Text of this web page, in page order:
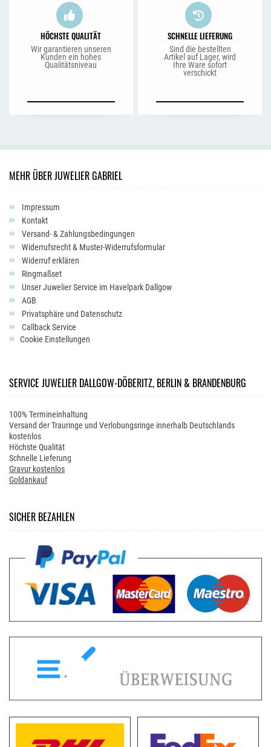
HÖCHSTE QUALITÄT
Wir garantieren unseren
Kunden ein hohes
Qualitätsniveau
SCHNELLE LIEFERUNG
Sind die bestellten
Artikel auf Lager, wird
Ihre Ware sofort
verschickt
MEHR ÜBER JUWELIER GABRIEL
Impressum
Kontakt
Versand- & Zahlungsbedingungen
Widerrufsrecht & Muster-Widerrufsformular
Widerruf erklären
Ringmaßset
Unser Juwelier Service im Havelpark Dallgow
AGB
Privatsphäre und Datenschutz
Callback Service
Cookie Einstellungen
SERVICE JUWELIER DALLGOW-DÖBERITZ, BERLIN & BRANDENBURG
100% Termineinhaltung
Versand der Trauringe und Verlobungsringe innerhalb Deutschlands
kostenlos
Höchste Qualität
Schnelle Lieferung
Gravur kostenlos
Goldankauf
SICHER BEZAHLEN